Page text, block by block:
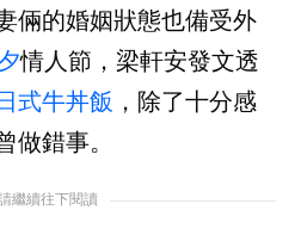
倆的婚姻狀態也備受外
情人節，梁軒安發文透
日式牛丼飯 ，除了十分感
做錯事。
繼續往下閱讀